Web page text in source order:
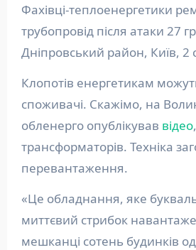
Фахівці-теплоенергетики ремонтують
трубопровід після атаки 27
Дніпровський район, Київ, 2
Клопотів енергетикам
споживачі. Скажімо, на
обленерго опублікував відео
трансформаторів. Техніка
перевантаження.
«Це обладнання, яке
миттєвий стрибок
мешканці сотень будинків